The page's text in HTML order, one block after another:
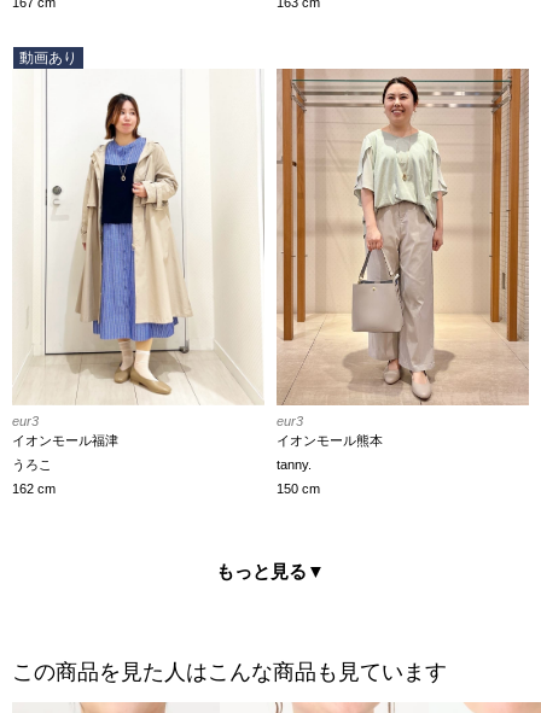
動画あり
eur3
イオンモール福津
うろこ
162 cm
eur3
イオンモール熊本
tanny.
150 cm
もっと見る ▼
この商品を見た人はこんな商品も見ています